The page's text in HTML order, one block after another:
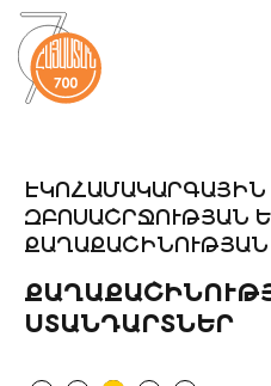
2021 – 2041
ԷԿՈՀԱՄԱԿԱՐԳԱՅԻՆ
ԶԲՈՍԱՇՐՋՈՒԹՅԱՆ
ՍՏԱՆԴԱՐՏՆԵՐ